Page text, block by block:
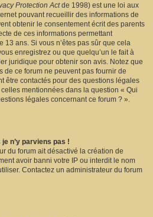
Protection Actde 1998) est une loi aux
pouvant recueillir des informations de
obtenir le consentement écrit des parents
de ces informations permettant
13 ans. Si vous n’êtes pas sûr que cela
enregistrez ou que quelqu’un le fait à
juridique pour obtenir son avis. Notez que
de ce forum ne peuvent pas fournir de
être contactés pour des questions légales
mentionnées dans la question « Qui
légales concernant ce forum ? ».
n’y parviens pas !
du forum ait désactivé la création de
avoir banni votre IP ou interdit le nom
Contactez un administrateur du forum